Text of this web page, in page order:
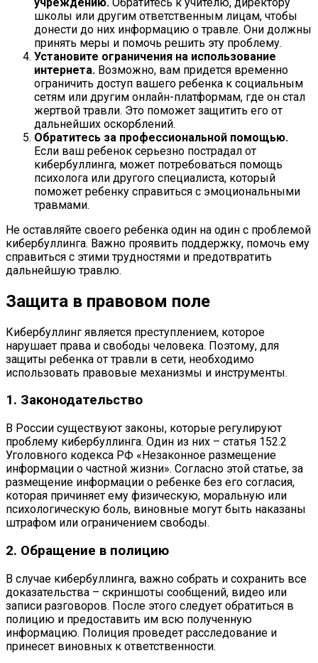
школы или другим ответственным лицам, чтобы
донести до них информацию о травле. Они должны
принять меры и помочь решить эту проблему.
Установите ограничения на использование
интернета. Возможно, вам придется временно
ограничить доступ вашего ребенка к социальным
сетям или другим онлайн-платформам, где он стал
жертвой травли. Это поможет защитить его от
дальнейших оскорблений.
Обратитесь за профессиональной помощью.
Если ваш ребенок серьезно пострадал от
кибербуллинга, может потребоваться помощь
психолога или другого специалиста, который
поможет ребенку справиться с эмоциональными
травмами.
Не оставляйте своего ребенка один на один с проблемой
кибербуллинга. Важно проявить поддержку, помочь ему
справиться с этими трудностями и предотвратить
дальнейшую травлю.
Защита в правовом поле
Кибербуллинг является преступлением, которое
нарушает права и свободы человека. Поэтому, для
защиты ребенка от травли в сети, необходимо
использовать правовые механизмы и инструменты.
1. Законодательство
В России существуют законы, которые регулируют
проблему кибербуллинга. Один из них – статья 152.2
Уголовного кодекса РФ «Незаконное размещение
информации о частной жизни». Согласно этой статье, за
размещение информации о ребенке без его согласия,
которая причиняет ему физическую, моральную или
психологическую боль, виновные могут быть наказаны
штрафом или ограничением свободы.
2. Обращение в полицию
В случае кибербуллинга, важно собрать и сохранить все
доказательства – скриншоты сообщений, видео или
записи разговоров. После этого следует обратиться в
полицию и предоставить им всю полученную
информацию. Полиция проведет расследование и
принесет виновных к ответственности.